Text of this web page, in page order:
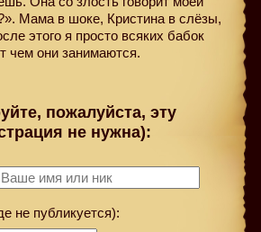
Мама в шоке, Кристина в слёзы,
этого я просто всяких бабок
чем они занимаются.
пожалуйста, эту
не нужна):
не публикуется):